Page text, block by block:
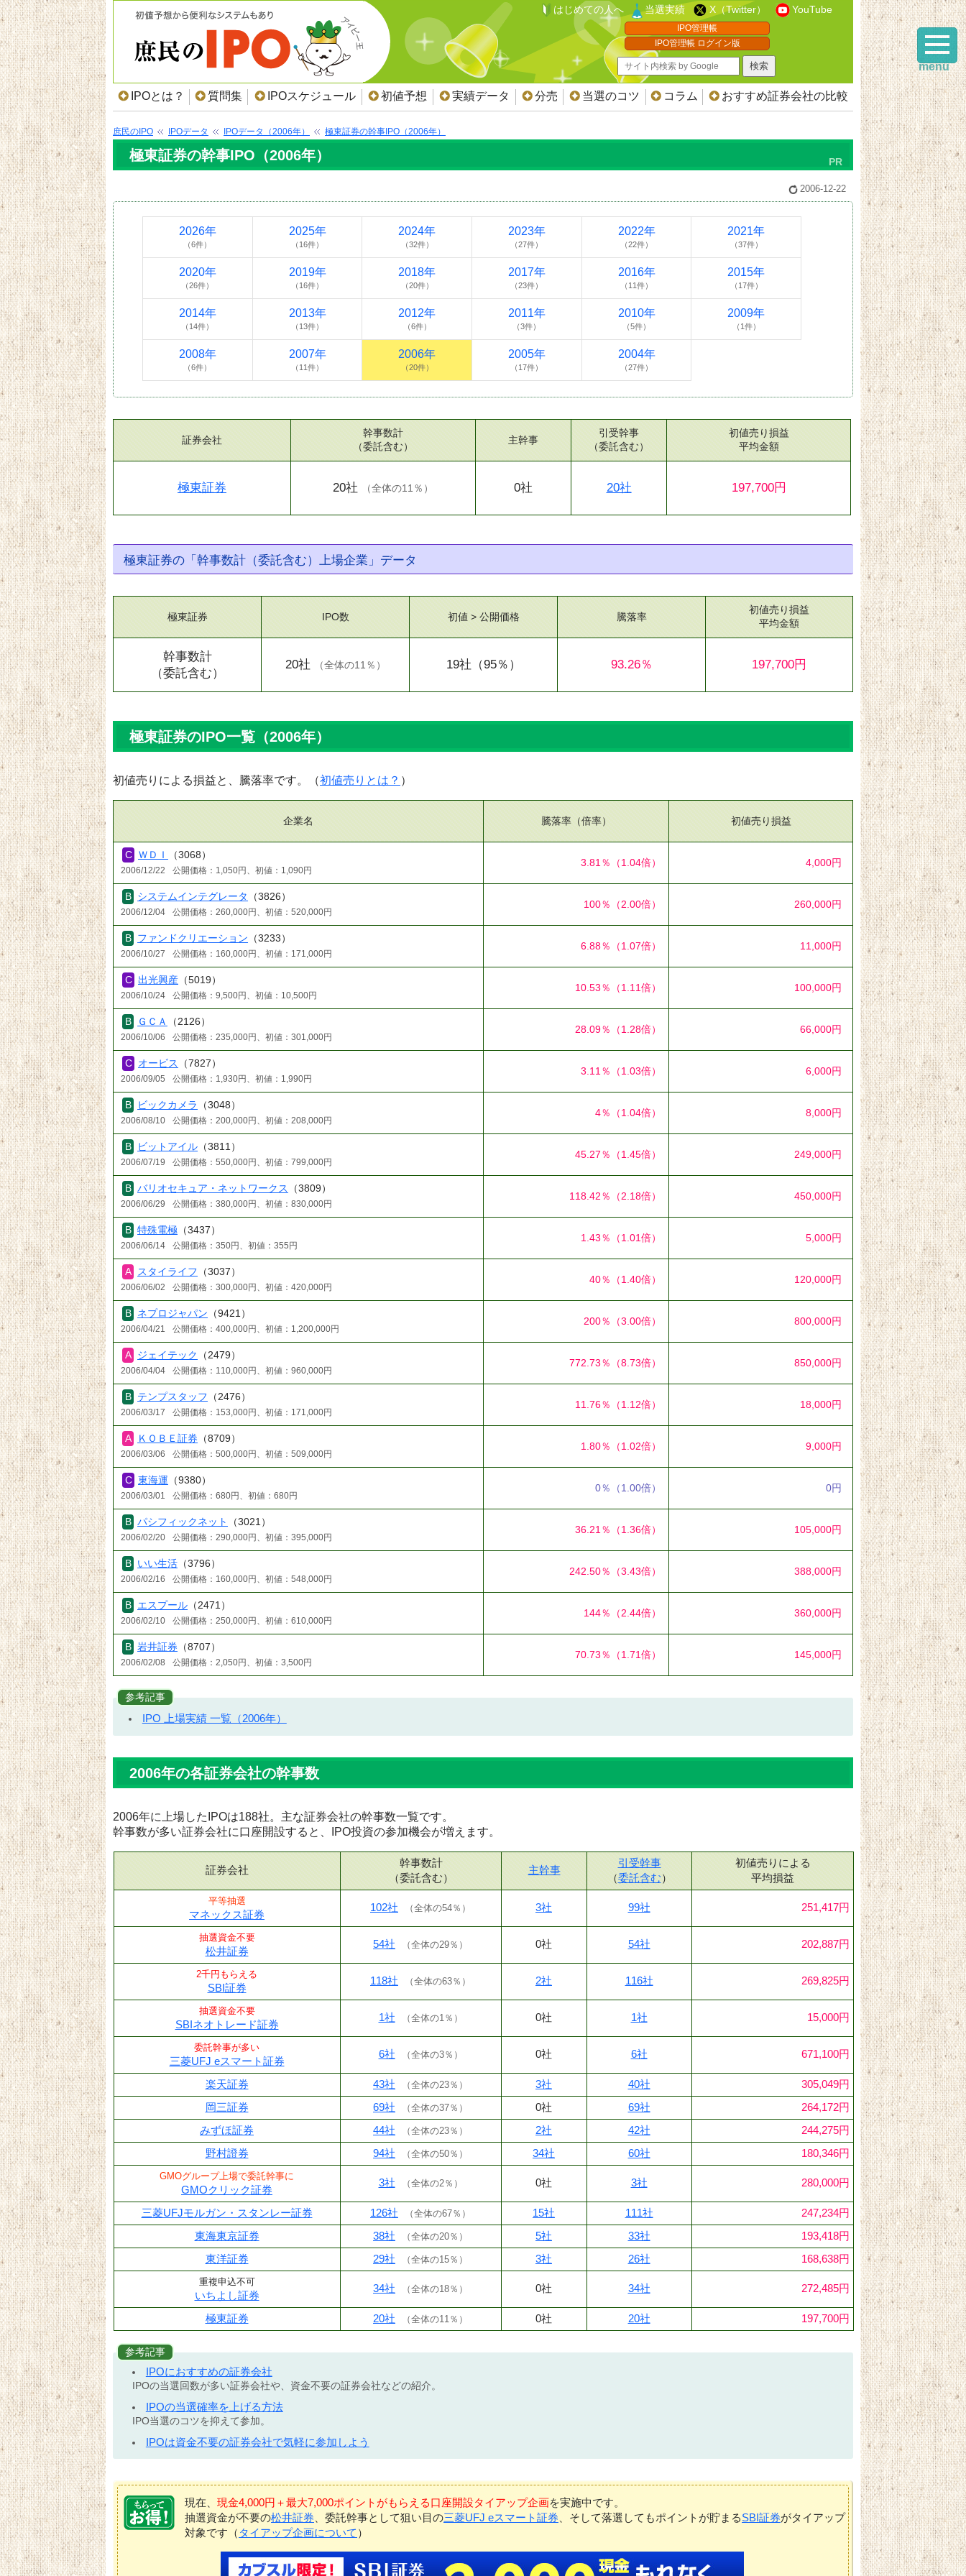
はじめての人へ 当選実績 X（Twitter） YouTube
IPO管理帳
IPO管理帳 ログイン版
IPOとは？ 質問集 IPOスケジュール 初値予想 実績データ 分売 当選のコツ コラム おすすめ証券会社の比較
庶民のIPO IPOデータ IPOデータ（2006年） 極東証券の幹事IPO（2006年）
極東証券の幹事IPO（2006年）
2006-12-22
2026年
（6件）
2025年
（16件）
2024年
（32件）
2023年
（27件）
2022年
（22件）
2021年
（37件）
2020年
（26件）
2019年
（16件）
2018年
（20件）
2017年
（23件）
2016年
（11件）
2015年
（17件）
2014年
（14件）
2013年
（13件）
2012年
（6件）
2011年
（3件）
2010年
（5件）
2009年
（1件）
2008年
（6件）
2007年
（11件）
2006年
（20件）
2005年
（17件）
2004年
（27件）
証券会社
極東証券
幹事数計
（委託含む）
20社 （全体の11％ ）
主幹事
0社
引受幹事
（委託含む）
20社
初値売り損益
平均金額
197,700円
極東証券の「幹事数計（委託含む）上場企業」データ
極東証券
幹事数計
（委託含む）
IPO数
20社 （全体の11％ ）
初値 > 公開価格
19社 （95％）
騰落率
93.26％
初値売り損益
平均金額
197,700円
極東証券のIPO一覧（2006年）
初値売りによる損益と、騰落率です。（初値売りとは？ ）
企業名 騰落率（倍率） 初値売り損益
ＷＤＩ （3068）
2006/12/22 公開価格：1,050円、初値：1,090円
3.81％ （1.04倍） 4,000円
システムインテグレータ （3826）
2006/12/04 公開価格：260,000円、初値：520,000円
100％ （2.00倍） 260,000円
ファンドクリエーション （3233）
2006/10/27 公開価格：160,000円、初値：171,000円
6.88％ （1.07倍） 11,000円
出光興産 （5019）
2006/10/24 公開価格：9,500円、初値：10,500円
10.53％ （1.11倍） 100,000円
ＧＣＡ （2126）
2006/10/06 公開価格：235,000円、初値：301,000円
28.09％ （1.28倍） 66,000円
オービス （7827）
2006/09/05 公開価格：1,930円、初値：1,990円
3.11％ （1.03倍） 6,000円
ビックカメラ （3048）
2006/08/10 公開価格：200,000円、初値：208,000円
4％ （1.04倍） 8,000円
ビットアイル （3811）
2006/07/19 公開価格：550,000円、初値：799,000円
45.27％ （1.45倍） 249,000円
バリオセキュア・ネットワークス （3809）
2006/06/29 公開価格：380,000円、初値：830,000円
118.42％ （2.18倍） 450,000円
特殊電極 （3437）
2006/06/14 公開価格：350円、初値：355円
1.43％ （1.01倍） 5,000円
スタイライフ （3037）
2006/06/02 公開価格：300,000円、初値：420,000円
40％ （1.40倍） 120,000円
ネプロジャパン （9421）
2006/04/21 公開価格：400,000円、初値：1,200,000円
200％ （3.00倍） 800,000円
ジェイテック （2479）
2006/04/04 公開価格：110,000円、初値：960,000円
772.73％ （8.73倍） 850,000円
テンプスタッフ （2476）
2006/03/17 公開価格：153,000円、初値：171,000円
11.76％ （1.12倍） 18,000円
ＫＯＢＥ証券 （8709）
2006/03/06 公開価格：500,000円、初値：509,000円
1.80％ （1.02倍） 9,000円
東海運 （9380）
2006/03/01 公開価格：680円、初値：680円
0％ （1.00倍） 0円
パシフィックネット （3021）
2006/02/20 公開価格：290,000円、初値：395,000円
36.21％ （1.36倍） 105,000円
いい生活 （3796）
2006/02/16 公開価格：160,000円、初値：548,000円
242.50％ （3.43倍） 388,000円
エスプール （2471）
2006/02/10 公開価格：250,000円、初値：610,000円
144％ （2.44倍） 360,000円
岩井証券 （8707）
2006/02/08 公開価格：2,050円、初値：3,500円
70.73％ （1.71倍） 145,000円
参考記事
IPO 上場実績 一覧（2006年）
2006年の各証券会社の幹事数
2006年に上場したIPOは188社。主な証券会社の幹事数一覧です。
幹事数が多い証券会社に口座開設すると、IPO投資の参加機会が増えます。
証券会社
幹事数計
（委託含む）
主幹事
引受幹事
（委託含む）
初値売りによる
平均損益
平等抽選
マネックス証券
102社 （全体の54％ ） 3社 99社 251,417円
抽選資金不要
松井証券
54社 （全体の29％ ） 0社 54社 202,887円
2千円もらえる
SBI証券
118社 （全体の63％ ） 2社 116社 269,825円
抽選資金不要
SBIネオトレード証券
1社 （全体の1％ ） 0社 1社 15,000円
委託幹事が多い
三菱UFJ eスマート証券
6社 （全体の3％ ） 0社 6社 671,100円
楽天証券 43社 （全体の23％ ） 3社 40社
305,049円
岡三証券
69社 （全体の37％ ） 0社 69社
264,172円
みずほ証券
44社 （全体の23％ ） 2社 42社
244,275円
野村證券
94社 （全体の50％ ） 34社 60社 180,346円
GMOグループ上場で委託幹事に
GMOクリック証券
3社 （全体の2％ ） 0社 3社 280,000円
三菱UFJモルガン・スタンレー証券 126社 （全体の67％ ） 15社 111社
247,234円
東海東京証券
38社 （全体の20％ ） 5社 33社
193,418円
東洋証券
29社 （全体の15％ ） 3社 26社 168,638円
重複申込不可
いちよし証券
34社 （全体の18％ ） 0社 34社 272,485円
極東証券 20社 （全体の11％ ） 0社 20社 197,700円
参考記事
IPOにおすすめの証券会社
IPOの当選回数が多い証券会社や、資金不要の証券会社などの紹介。
IPOの当選確率を上げる方法
IPO当選のコツを抑えて参加。
IPOは資金不要の証券会社で気軽に参加しよう
現在、 現金4,000円＋最大7,000ポイントがもらえる口座開設タイアップ企画を実施中です。
抽選資金が不要の松井証券 、委託幹事として狙い目の三菱UFJ eスマート証券 、そして落選してもポイントが貯まるSBI証券がタイアップ
対象です（ タイアップ企画について ）
menu